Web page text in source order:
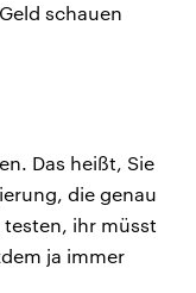
schauen
Das heißt, Sie
die genau
ihr müsst
ja immer